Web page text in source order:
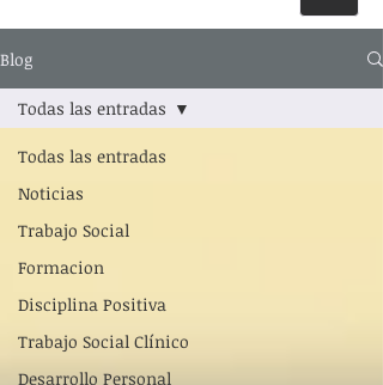
Blog
Todas las entradas
Noticias
Trabajo Social
Formacion
Disciplina Positiva
Trabajo Social Clínico
Desarrollo Personal
Todas las entradas